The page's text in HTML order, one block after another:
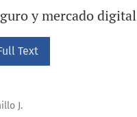
y mercado digital
Text
J.